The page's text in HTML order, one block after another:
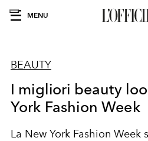
MENU
BEAUTY
I migliori beauty
York Fashion Week
La New York Fashion Week